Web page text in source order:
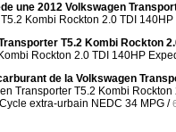
une 2012 Volkswagen
Kombi Rockton 2.0 TDI
T5.2 Kombi Rockton
Rockton 2.0 TDI 140HP
de la Volkswagen
Transporter T5.2 Kombi
extra-urbain NEDC 34 MPG /